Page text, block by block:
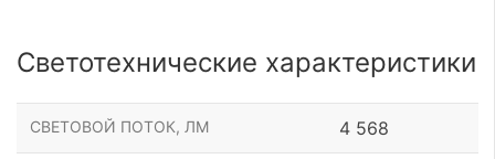
Светотехнические характеристики
СВЕТОВОЙ ПОТОК, ЛМ 4 568